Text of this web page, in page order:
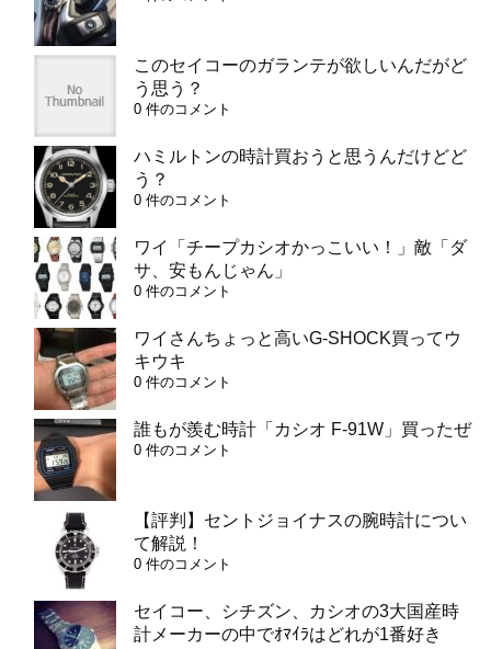
このセイコーのガランテが欲しいんだがど
う思う？
0 件のコメント
ハミルトンの時計買おうと思うんだけどど
う？
0 件のコメント
ワイ「チープカシオかっこいい！」敵「ダ
サ、安もんじゃん」
0 件のコメント
ワイさんちょっと高いG-SHOCK買ってウ
キウキ
0 件のコメント
誰もが羨む時計「カシオ F-91W」買ったぜ
0 件のコメント
【評判】セントジョイナスの腕時計につい
て解説！
0 件のコメント
セイコー、シチズン、カシオの3大国産時
計メーカーの中でｵﾏｲﾗはどれが1番好き